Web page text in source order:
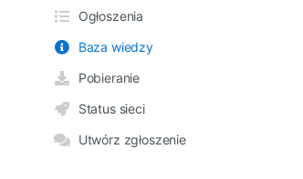
Ogłoszenia
Baza wiedzy
Pobieranie
Status sieci
Utwórz zgłoszenie